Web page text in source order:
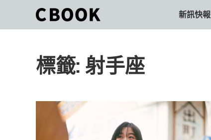
content
你
活
World.」
CBOOK
本
新訊快報
標籤: 射手座